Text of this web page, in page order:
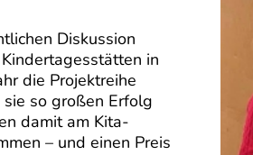
Diskussion
in
die Projektreihe
so großen Erfolg
damit am Kita-
– und einen Preis